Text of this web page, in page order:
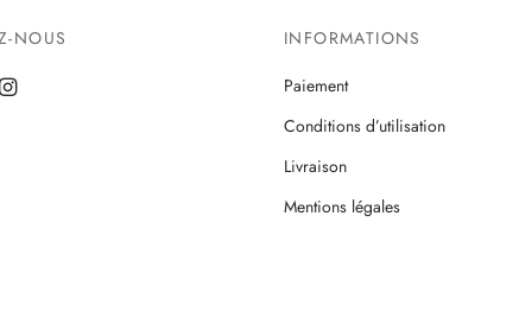
NOUS INFORMATIONS
Paiement
Conditions d’utilisation
Livraison
Mentions légales